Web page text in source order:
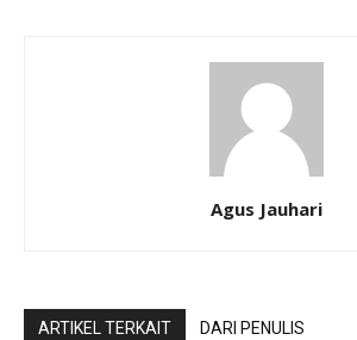
Agus Jauhari
ARTIKEL TERKAIT DARI PENULIS